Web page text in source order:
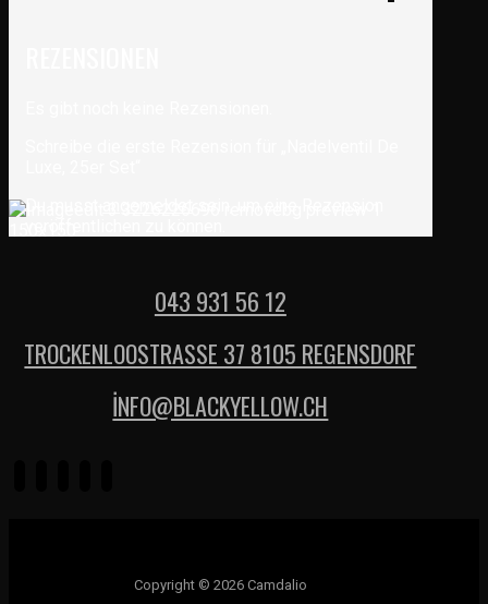
Du musst
043 931 56 12
TROCKENLOOSTRASSE 37 8105 REGENSDORF
İNFO@BLACKYELLOW.CH
Copyright © 2026 Camdalio